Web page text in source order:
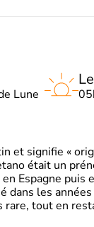
Lune
et signifie «
était un
Espagne puis
dans les
tout en